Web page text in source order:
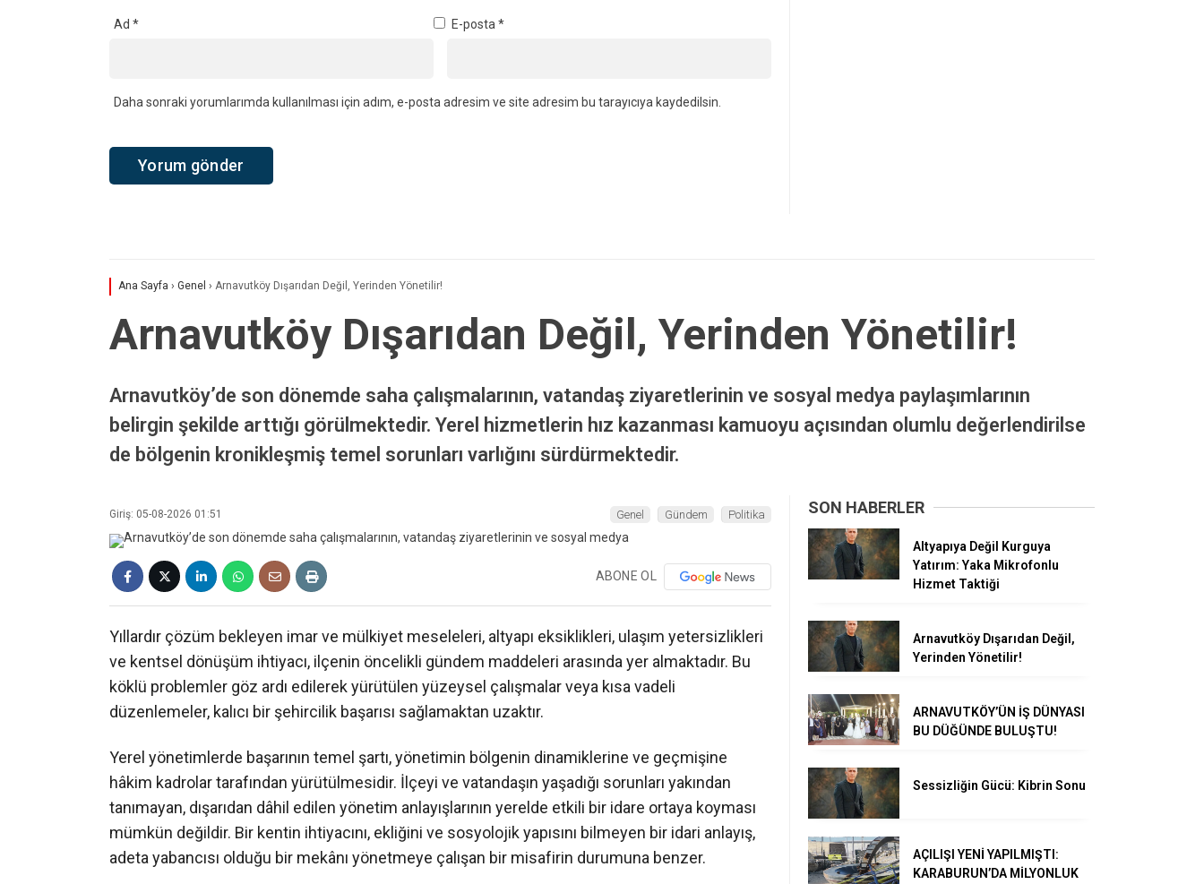
Ad * E-posta *
Daha sonraki yorumlarımda kullanılması için adım, e-posta adresim ve site adresim bu tarayıcıya kaydedilsin.
Ana Sayfa › Genel › Arnavutköy Dışarıdan Değil, Yerinden Yönetilir!
Arnavutköy Dışarıdan Değil, Yerinden Yönetilir!
Arnavutköy’de son dönemde saha çalışmalarının, vatandaş ziyaretlerinin ve sosyal medya paylaşımlarının
belirgin şekilde arttığı görülmektedir. Yerel hizmetlerin hız kazanması kamuoyu açısından olumlu değerlendirilse
de bölgenin kronikleşmiş temel sorunları varlığını sürdürmektedir.
Giriş: 05-08-2026 01:51 Genel Gündem Politika
ABONE OL
Yıllardır çözüm bekleyen imar ve mülkiyet meseleleri, altyapı eksiklikleri, ulaşım yetersizlikleri
ve kentsel dönüşüm ihtiyacı, ilçenin öncelikli gündem maddeleri arasında yer almaktadır. Bu
köklü problemler göz ardı edilerek yürütülen yüzeysel çalışmalar veya kısa vadeli
düzenlemeler, kalıcı bir şehircilik başarısı sağlamaktan uzaktır.
Yerel yönetimlerde başarının temel şartı, yönetimin bölgenin dinamiklerine ve geçmişine
hâkim kadrolar tarafından yürütülmesidir. İlçeyi ve vatandaşın yaşadığı sorunları yakından
tanımayan, dışarıdan dâhil edilen yönetim anlayışlarının yerelde etkili bir idare ortaya koyması
mümkün değildir. Bir kentin ihtiyacını, ekliğini ve sosyolojik yapısını bilmeyen bir idari anlayış,
adeta yabancısı olduğu bir mekânı yönetmeye çalışan bir misafirin durumuna benzer.
SON HABERLER
Altyapıya Değil Kurguya
Yatırım: Yaka Mikrofonlu
Hizmet Taktiği
Arnavutköy Dışarıdan Değil,
Yerinden Yönetilir!
ARNAVUTKÖY’ÜN İŞ DÜNYASI
BU DÜĞÜNDE BULUŞTU!
Sessizliğin Gücü: Kibrin Sonu
AÇILIŞI YENİ YAPILMIŞTI:
KARABURUN’DA MİLYONLUK